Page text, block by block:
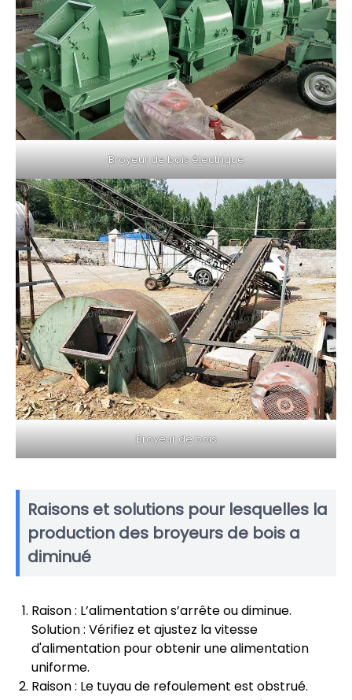
Broyeur de bois électrique
Broyeur de bois
Raisons et solutions pour lesquelles la
production des broyeurs de bois a
diminué
Raison : L’alimentation s’arrête ou diminue.
Solution : Vérifiez et ajustez la vitesse
d'alimentation pour obtenir une alimentation
uniforme.
Raison : Le tuyau de refoulement est obstrué.